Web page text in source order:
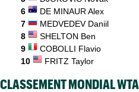
6
DE MINAUR Alex
7
MEDVEDEV Daniil
8
SHELTON Ben
9
COBOLLI Flavio
10
FRITZ Taylor
CLASSEMENT MONDIAL WTA